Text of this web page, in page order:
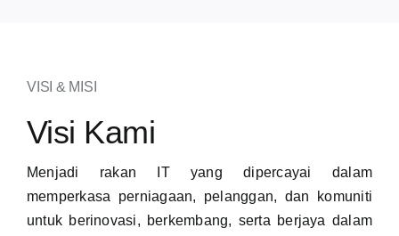
VISI & MISI
Visi Kami
Menjadi rakan IT yang dipercayai dalam
memperkasa perniagaan, pelanggan, dan komuniti
untuk berinovasi, berkembang, serta berjaya dalam